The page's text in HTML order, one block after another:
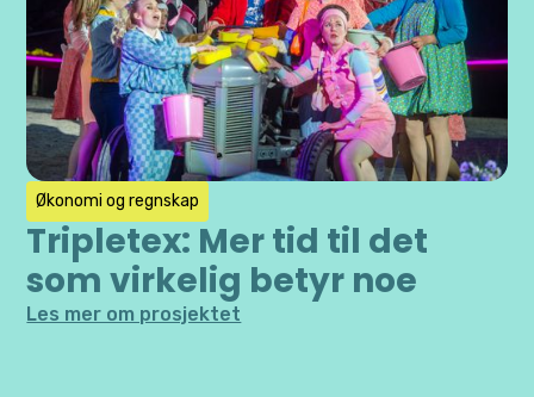
Økonomi og regnskap
Tripletex: Mer tid til det
som virkelig betyr noe
Les mer om prosjektet